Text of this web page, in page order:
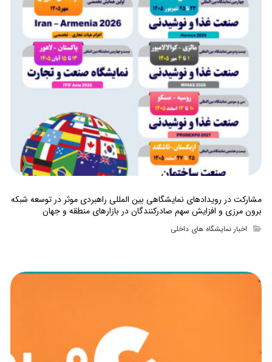
مشارکت در رویدادهای نمایشگاهی بین المللی راهبردی موثر در توسعه شبکه
برون مرزی و افزایش سهم صادرکنندگان در بازارهای منطقه و جهان
اخبار نمایشگاه های داخلی